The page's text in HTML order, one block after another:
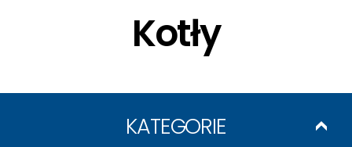
KATEGORIE
Kotły